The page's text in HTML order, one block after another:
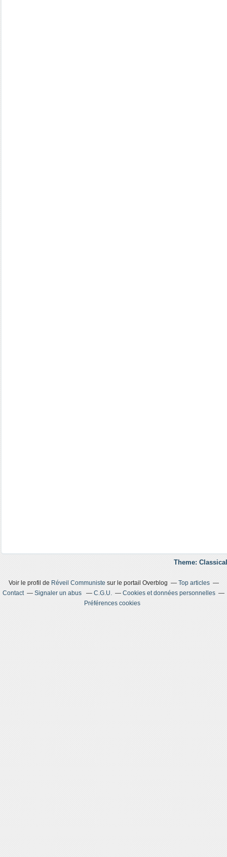
Theme:
Voir le profil de Réveil Communiste sur le portail Overblog
Top articles
Contact
Signaler un abus C.G.U.
Cookies et données personnelles
Préférences cookies